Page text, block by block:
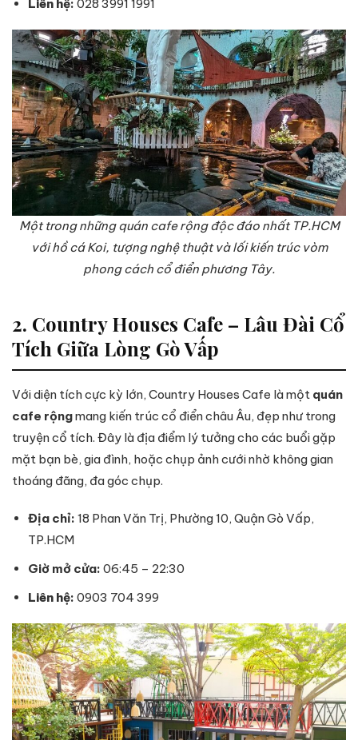
Liên hệ: 028 3991 1991
Một trong những quán cafe rộng độc đáo nhất TP.HCM
với hồ cá Koi, tượng nghệ thuật và lối kiến trúc vòm
phong cách cổ điển phương Tây.
2. Country Houses Cafe – Lâu Đài Cổ
Tích Giữa Lòng Gò Vấp
Với diện tích cực kỳ lớn, Country Houses Cafe là một quán
cafe rộngmang kiến trúc cổ điển châu Âu, đẹp như trong
truyện cổ tích. Đây là địa điểm lý tưởng cho các buổi gặp
mặt bạn bè, gia đình, hoặc chụp ảnh cưới nhờ không gian
thoáng đãng, đa góc chụp.
Địa chỉ: 18 Phan Văn Trị, Phường 10, Quận Gò Vấp,
TP.HCM
Giờ mở cửa: 06:45 – 22:30
Liên hệ: 0903 704 399